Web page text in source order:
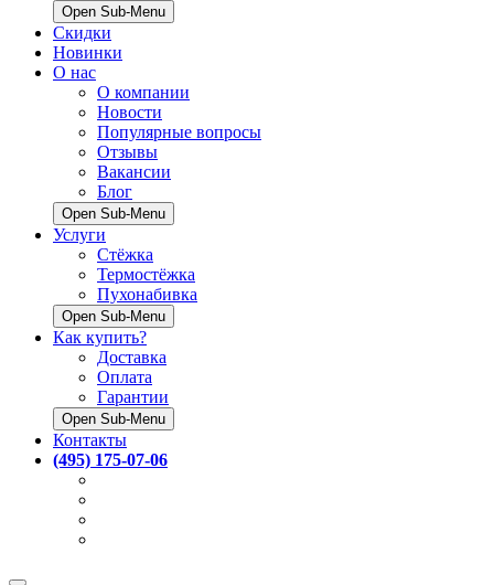
Open Sub-Menu
Скидки
Новинки
О нас
О компании
Новости
Популярные вопросы
Отзывы
Вакансии
Блог
Open Sub-Menu
Услуги
Стёжка
Термостёжка
Пухонабивка
Open Sub-Menu
Как купить?
Доставка
Оплата
Гарантии
Open Sub-Menu
Контакты
(495) 175-07-06